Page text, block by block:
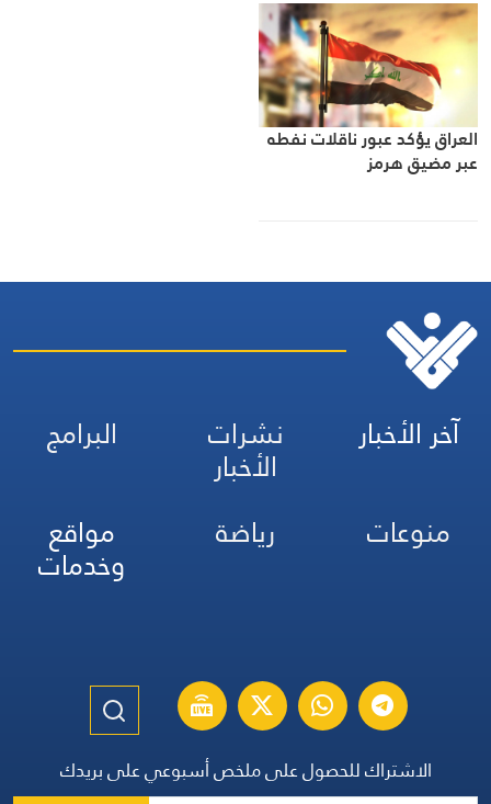
العراق يؤكد عبور ناقلات نفطه
عبر مضيق هرمز
آخر الأخبار نشرات
الأخبار
البرامج
منوعات
رياضة مواقع
وخدمات
الاشتراك للحصول على ملخص أسبوعي على بريدك